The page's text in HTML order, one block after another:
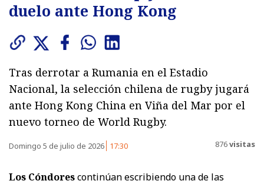
duelo ante Hong Kong
Tras derrotar a Rumania en el Estadio
Nacional, la selección chilena de rugby jugará
ante Hong Kong China en Viña del Mar por el
nuevo torneo de World Rugby.
Domingo 5 de julio de 2026 17:30 876visitas
Los Cóndorescontinúan escribiendo una de las